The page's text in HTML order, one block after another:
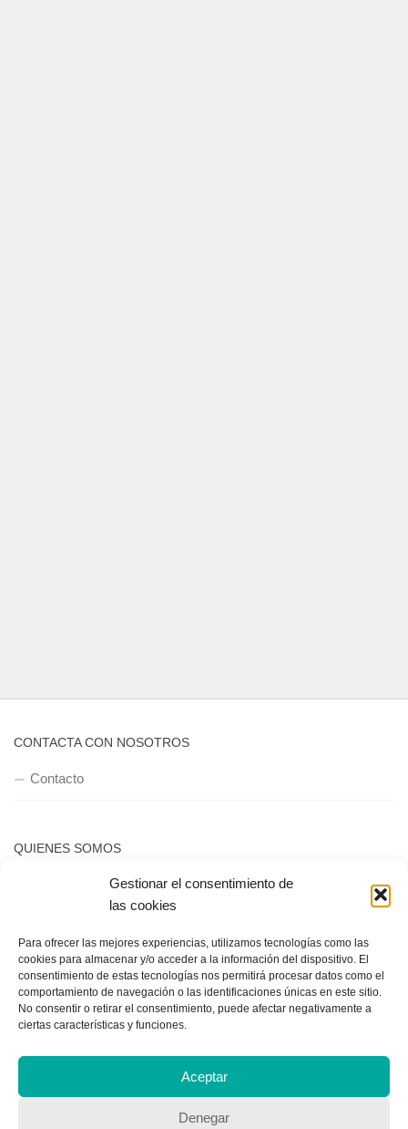
Gestionar el consentimiento de
las cookies
Para ofrecer las mejores experiencias, utilizamos tecnologías como las
cookies para almacenar y/o acceder a la información del dispositivo. El
consentimiento de estas tecnologías nos permitirá procesar datos como el
comportamiento de navegación o las identificaciones únicas en este sitio.
No consentir o retirar el consentimiento, puede afectar negativamente a
ciertas características y funciones.
Aceptar
Denegar
CONTACTA CON NOSOTROS
Contacto
QUIENES SOMOS
Quienes somos
POLÍTICA DE PRIVACIDAD
Política de privacidad